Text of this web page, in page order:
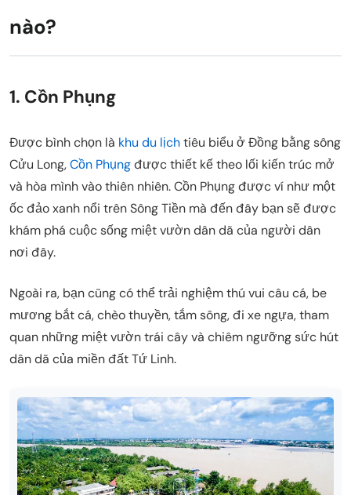
nào?
1. Cồn Phụng
Được bình chọn là khu du lịchtiêu biểu ở Đồng bằng sông
Cửu Long,Cồn Phụngđược thiết kế theo lối kiến trúc mở
và hòa mình vào thiên nhiên. Cồn Phụng được ví như một
ốc đảo xanh nổi trên Sông Tiền mà đến đây bạn sẽ được
khám phá cuộc sống miệt vườn dân dã của người dân
nơi đây.
Ngoài ra, bạn cũng có thể trải nghiệm thú vui câu cá, be
mương bắt cá, chèo thuyền, tắm sông, đi xe ngựa, tham
quan những miệt vườn trái cây và chiêm ngưỡng sức hút
dân dã của miền đất Tứ Linh.